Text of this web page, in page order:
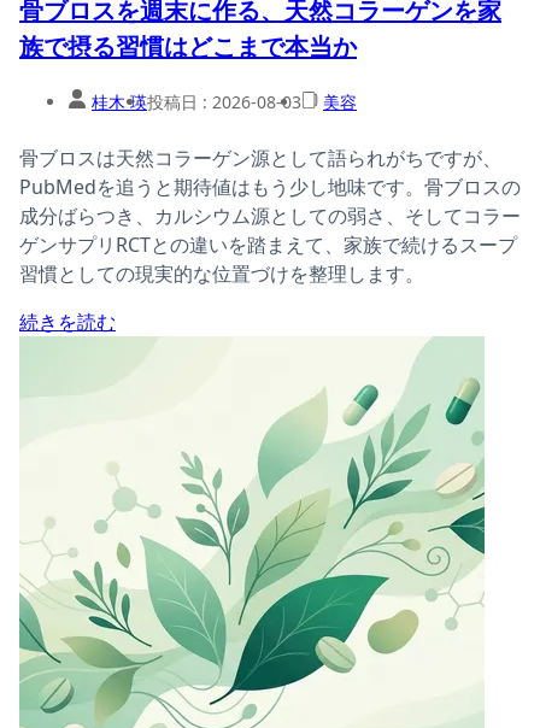
骨ブロスを週末に作る、天然コラーゲンを家
族で摂る習慣はどこまで本当か
桂木 瑛投稿日 : 2026-08-03 美容
骨ブロスは天然コラーゲン源として語られがちですが、
PubMedを追うと期待値はもう少し地味です。骨ブロスの
成分ばらつき、カルシウム源としての弱さ、そしてコラー
ゲンサプリRCTとの違いを踏まえて、家族で続けるスープ
習慣としての現実的な位置づけを整理します。
続きを読む